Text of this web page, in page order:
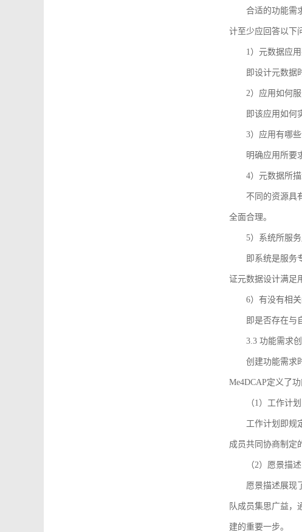
合适的功能需
计至少应回答以下
1）元数据应
即设计元数据
2）应用如何服
即该应用如何
3）应用有哪些
明确应用所要
4）元数据所
不同的资源具
全面合理。
5）系统所服
即系统是服务
证元数据设计满足
6）有没有相关
即是否存在与
3.3 功能需求
创建功能需求
Me4DCAP定义了
（1）工作计划
工作计划即规
成员共同协商制定
（2）愿景描述
愿景描述展现
队成员集思广益，
建的重要一步。